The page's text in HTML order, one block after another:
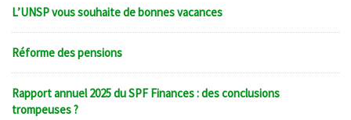
L’UNSP vous souhaite de bonnes vacances
Réforme des pensions
Rapport annuel 2025 du SPF Finances : des conclusions
trompeuses ?